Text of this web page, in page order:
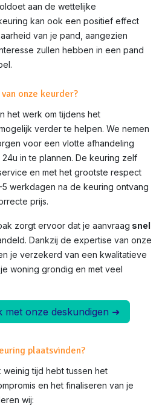
aan de wettelijke
kan ook een positief effect
van je pand, aangezien
zullen hebben in een pand
onze keurder?
het werk om tijdens het
verder te helpen. We nemen
voor een vlotte afhandeling
in te plannen. De keuring zelf
en met het grootste respect
werkdagen na de keuring ontvang
prijs.
zorgt ervoor dat je aanvraag snel
Dankzij de expertise van onze
je verzekerd van een kwalitatieve
woning grondig en met veel
met onze deskundigen ➜
plaatsvinden?
tijd hebt tussen het
en het finaliseren van je
wij: